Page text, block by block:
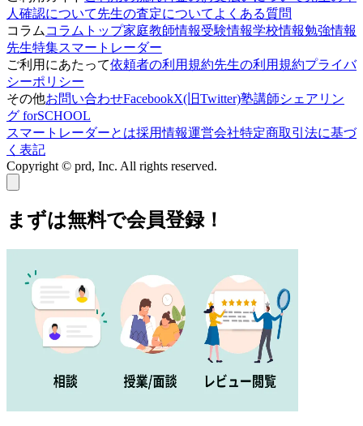
人確認について先生の査定について よくある質問
コラム コラムトップ家庭教師情報受験情報学校情報勉強情報
先生特集スマートレーダー
ご利用にあたって依頼者の利用規約先生の利用規約プライバ
シーポリシー
その他お問い合わせFacebookX(旧Twitter)塾講師シェアリン
グ forSCHOOL
スマートレーダーとは採用情報運営会社特定商取引法に基づ
く表記
Copyright © prd, Inc. All rights reserved.
まずは無料で会員登録！